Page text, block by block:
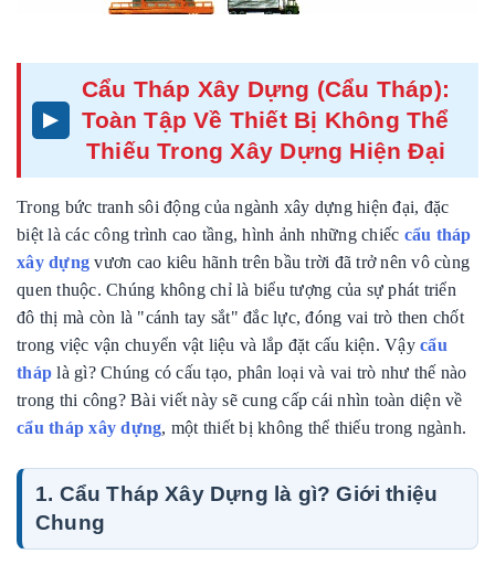
Cẩu Tháp Xây Dựng (Cẩu Tháp):
Toàn Tập Về Thiết Bị Không Thể
Thiếu Trong Xây Dựng Hiện Đại
Trong bức tranh sôi động của ngành xây dựng hiện đại, đặc
biệt là các công trình cao tầng, hình ảnh những chiếc cẩu tháp
xây dựng vươn cao kiêu hãnh trên bầu trời đã trở nên vô cùng
quen thuộc. Chúng không chỉ là biểu tượng của sự phát triển
đô thị mà còn là "cánh tay sắt" đắc lực, đóng vai trò then chốt
trong việc vận chuyển vật liệu và lắp đặt cấu kiện. Vậy cẩu
tháp là gì? Chúng có cấu tạo, phân loại và vai trò như thế nào
trong thi công? Bài viết này sẽ cung cấp cái nhìn toàn diện về
cẩu tháp xây dựng, một thiết bị không thể thiếu trong ngành.
1. Cẩu Tháp Xây Dựng là gì? Giới thiệu
Chung